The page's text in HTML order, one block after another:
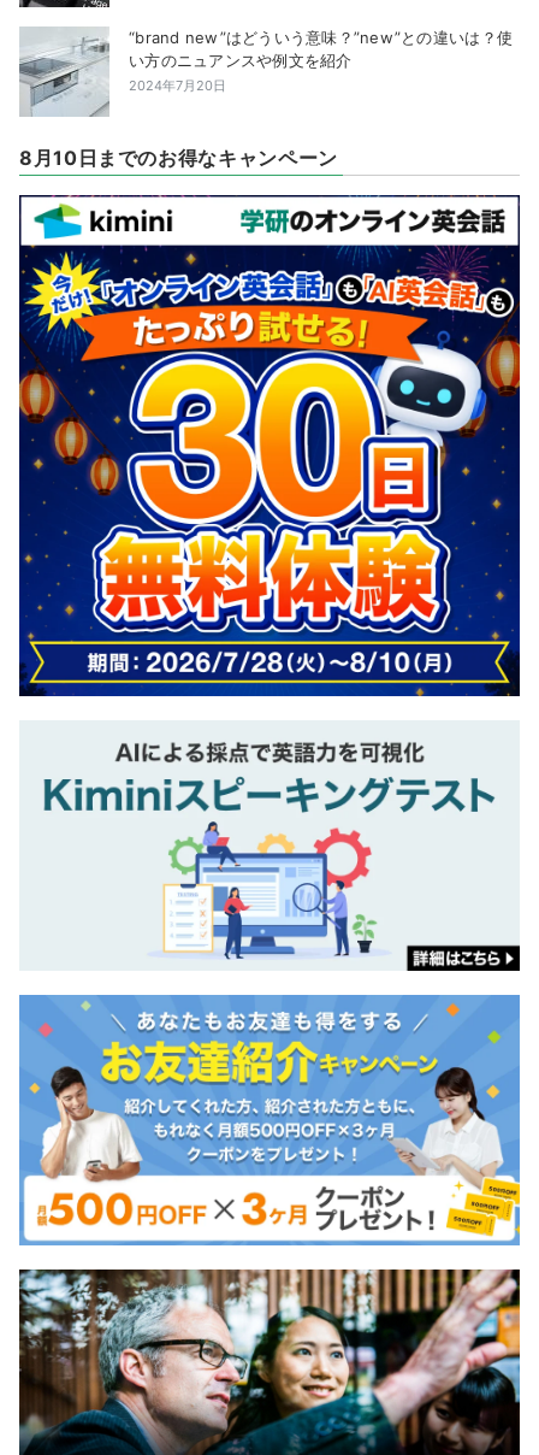
“brand new”はどういう意味？”new”との違いは？使
い方のニュアンスや例文を紹介
2024年7月20日
8月10日までのお得なキャンペーン